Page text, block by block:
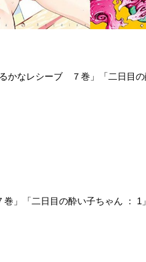
かなレシーブ ７巻」「二日目の
」「二日目の酔い子ちゃん ： 1